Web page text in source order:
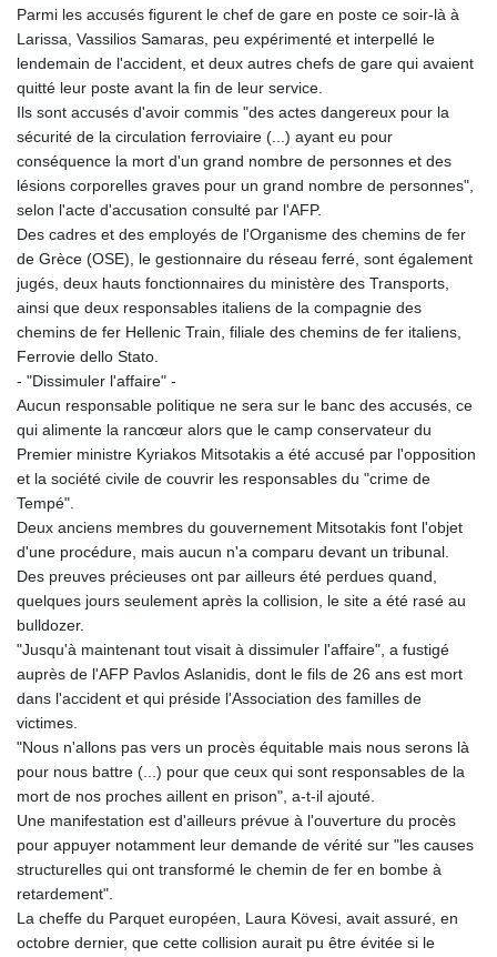
Parmi les accusés figurent le chef de gare en poste ce soir-là à
Larissa, Vassilios Samaras, peu expérimenté et interpellé le
lendemain de l'accident, et deux autres chefs de gare qui avaient
quitté leur poste avant la fin de leur service.
Ils sont accusés d'avoir commis "des actes dangereux pour la
sécurité de la circulation ferroviaire (...) ayant eu pour
conséquence la mort d'un grand nombre de personnes et des
lésions corporelles graves pour un grand nombre de personnes",
selon l'acte d'accusation consulté par l'AFP.
Des cadres et des employés de l'Organisme des chemins de fer
de Grèce (OSE), le gestionnaire du réseau ferré, sont également
jugés, deux hauts fonctionnaires du ministère des Transports,
ainsi que deux responsables italiens de la compagnie des
chemins de fer Hellenic Train, filiale des chemins de fer italiens,
Ferrovie dello Stato.
- "Dissimuler l'affaire" -
Aucun responsable politique ne sera sur le banc des accusés, ce
qui alimente la rancœur alors que le camp conservateur du
Premier ministre Kyriakos Mitsotakis a été accusé par l'opposition
et la société civile de couvrir les responsables du "crime de
Tempé".
Deux anciens membres du gouvernement Mitsotakis font l'objet
d'une procédure, mais aucun n'a comparu devant un tribunal.
Des preuves précieuses ont par ailleurs été perdues quand,
quelques jours seulement après la collision, le site a été rasé au
bulldozer.
"Jusqu'à maintenant tout visait à dissimuler l'affaire", a fustigé
auprès de l'AFP Pavlos Aslanidis, dont le fils de 26 ans est mort
dans l'accident et qui préside l'Association des familles de
victimes.
"Nous n'allons pas vers un procès équitable mais nous serons là
pour nous battre (...) pour que ceux qui sont responsables de la
mort de nos proches aillent en prison", a-t-il ajouté.
Une manifestation est d'ailleurs prévue à l'ouverture du procès
pour appuyer notamment leur demande de vérité sur "les causes
structurelles qui ont transformé le chemin de fer en bombe à
retardement".
La cheffe du Parquet européen, Laura Kövesi, avait assuré, en
octobre dernier, que cette collision aurait pu être évitée si le